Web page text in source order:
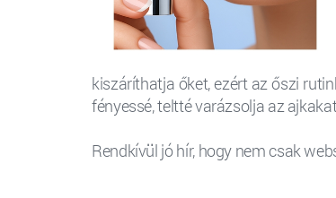
kiszáríthatja őket, ezért az őszi
fényessé, teltté varázsolja az
Rendkívül jó hír, hogy nem csak